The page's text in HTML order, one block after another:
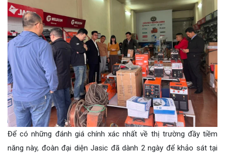
Để có những đánh giá chính xác nhất về thị trường đầy tiềm
năng này, đoàn đại diện Jasic đã dành 2 ngày để khảo sát tại